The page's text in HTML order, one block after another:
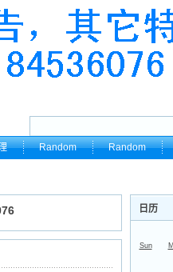
Random Random
日历
Sun